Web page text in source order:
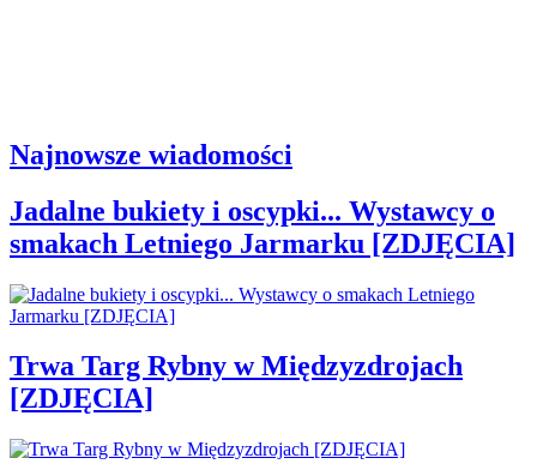
Najnowsze wiadomości
Jadalne bukiety i oscypki... Wystawcy o
smakach Letniego Jarmarku [ZDJĘCIA]
Trwa Targ Rybny w Międzyzdrojach
[ZDJĘCIA]